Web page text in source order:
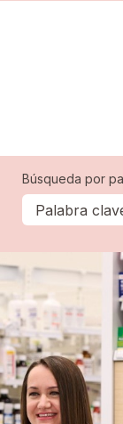
Búsqueda por